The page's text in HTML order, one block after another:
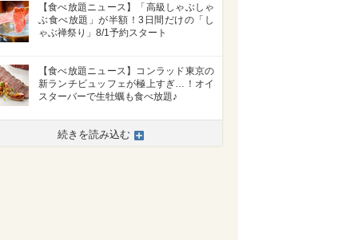
【食べ放題ニュース】「高級しゃぶしゃ
ぶ食べ放題」が半額！3日間だけの「し
ゃぶ禅祭り」8/1予約スタート
【食べ放題ニュース】コンラッド東京の
新ランチビュッフェが極上すぎ…！オイ
スターバーで生牡蠣も食べ放題♪
続きを読み込む